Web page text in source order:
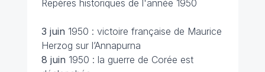
Repères historiques de l'année 1950
3 juin 1950 : victoire française de Maurice
Herzog sur l’Annapurna
8 juin 1950 : la guerre de Corée est